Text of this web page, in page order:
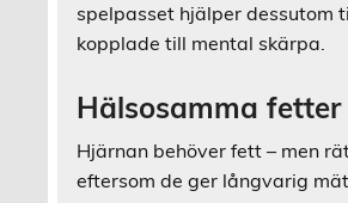
spelpasset hjälper dessutom
kopplade till mental skärpa.
Hälsosamma
Hjärnan behöver fett – men
eftersom de ger långvarig